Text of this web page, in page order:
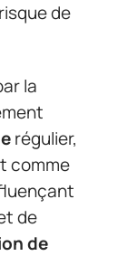
de
la
régulier,
comme
de
de